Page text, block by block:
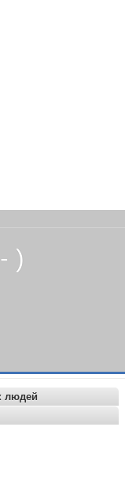
)
людей